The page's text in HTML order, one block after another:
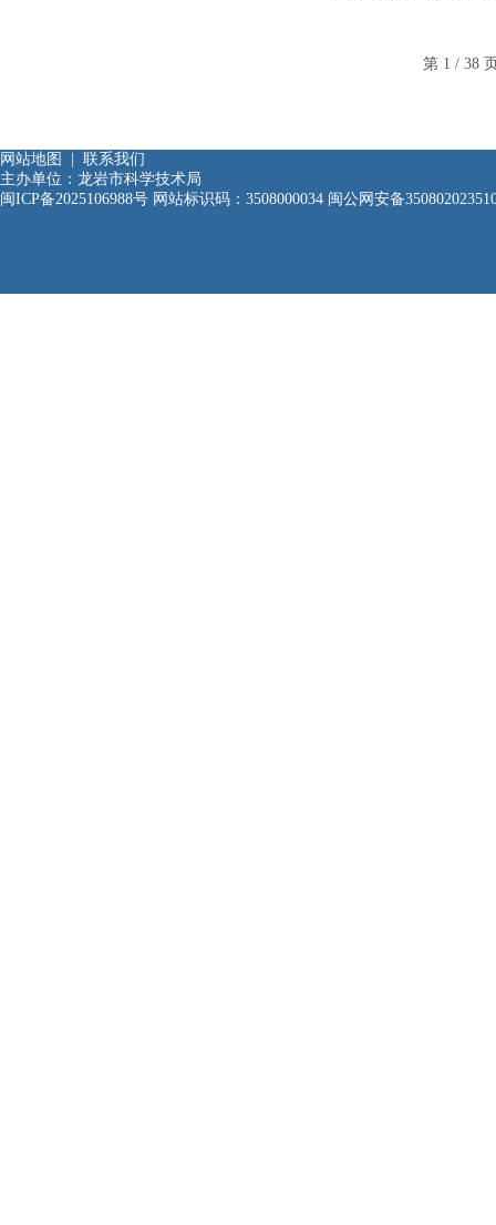
第 1 / 38
网站地图
联系我们
主办单位：龙岩市科学技术局
闽ICP备2025106988号 网站标识码：3508000034 闽公网安备